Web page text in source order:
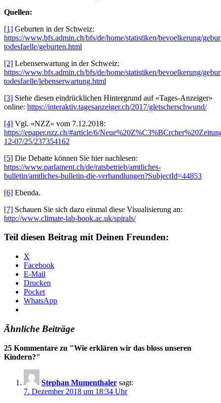
Quellen:
[1] Geburten in der Schweiz:
https://www.bfs.admin.ch/bfs/de/home/statistiken/bevoelkerung/
todesfaelle/geburten.html
[2] Lebenserwartung in der Schweiz:
https://www.bfs.admin.ch/bfs/de/home/statistiken/bevoelkerung/
todesfaelle/lebenserwartung.html
[3] Siehe diesen eindrücklichen Hintergrund auf «Tages-Anzeiger»
online: https://interaktiv.tagesanzeiger.ch/2017/gletscherschwund/
[4] Vgl. «NZZ» vom 7.12.2018:
https://epaper.nzz.ch/#article/6/
12-07/25/237354162
[5] Die Debatte können Sie hier nachlesen:
https://www.parlament.ch/de/ratsbetrieb/amtliches-
bulletin/amtliches-bulletin-die-verhandlungen?SubjectId=44853
[6] Ebenda.
[7] Schauen Sie sich dazu einmal diese Visualisierung an:
http://www.climate-lab-book.ac.uk/spirals/
Teil diesen Beitrag mit Deinen Freunden:
X
Facebook
E-Mail
Drucken
Pocket
WhatsApp
Ähnliche Beiträge
25 Kommentare zu "Wie erklären wir das bloss unseren
Kindern?"
Stephan Mumenthaler sagt:
7. Dezember 2018 um 18:34 Uhr